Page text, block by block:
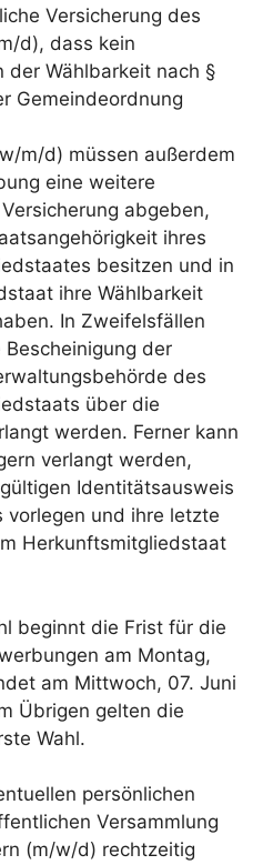
Versicherung des
d), dass kein
der Wählbarkeit nach §
Gemeindeordnung
m/d) müssen außerdem
eine weitere
abgeben,
ihres
besitzen und in
ihre Wählbarkeit
In Zweifelsfällen
Bescheinigung der
des
über die
werden. Ferner kann
verlangt werden,
Identitätsausweis
vorlegen und ihre letzte
Herkunftsmitgliedstaat
beginnt die Frist für die
am Montag,
am Mittwoch, 07. Juni
Übrigen gelten die
Wahl.
persönlichen
Versammlung
(m/w/d) rechtzeitig